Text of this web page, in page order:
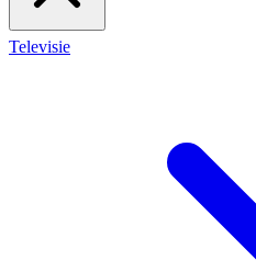
Televisie